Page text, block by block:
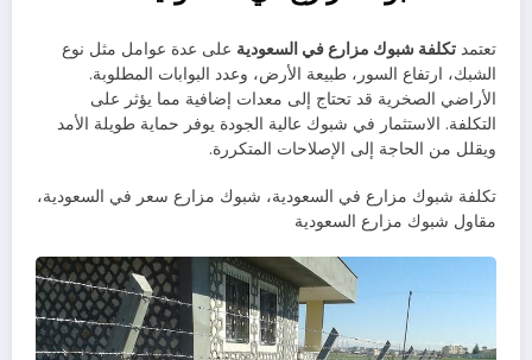
تعتمد تكلفة شبوك مزارع في السعودية على عدة عوامل مثل نوع
الشبك، ارتفاع السور، طبيعة الأرض، وعدد البوابات المطلوبة.
الأراضي الصخرية قد تحتاج إلى معدات إضافية مما يؤثر على
التكلفة. الاستثمار في شبوك عالية الجودة يوفر حماية طويلة الأمد
ويقلل من الحاجة إلى الإصلاحات المتكررة.
تكلفة شبوك مزارع في السعودية، شبوك مزارع سعر في السعودية،
مقاول شبوك مزارع السعودية